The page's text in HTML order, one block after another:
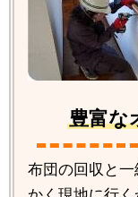
豊富な
布団の回収と